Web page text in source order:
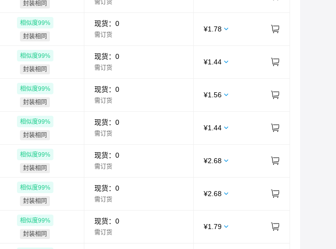
封装相同
需订货
相似度99%
封装相同
现货： 0
需订货
¥1.78
相似度99%
封装相同
现货： 0
需订货
¥1.44
相似度99%
封装相同
现货： 0
需订货
¥1.56
相似度99%
封装相同
现货： 0
需订货
¥1.44
相似度99%
封装相同
现货： 0
需订货
¥2.68
相似度99%
封装相同
现货： 0
需订货
¥2.68
相似度99%
封装相同
现货： 0
需订货
¥1.79